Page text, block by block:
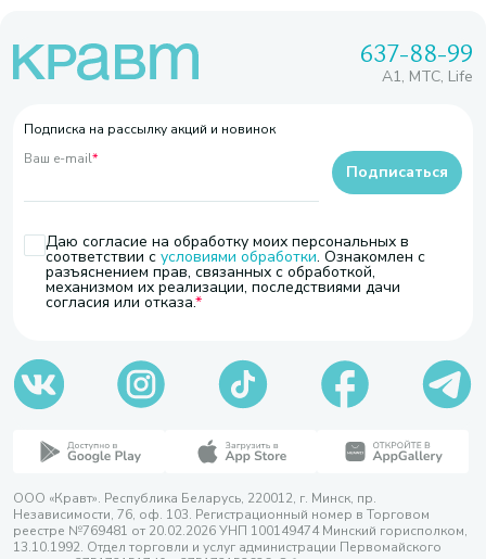
637-88-99
A1, МТС, Life
Подписка на рассылку акций и новинок
Ваш e-mail*
Даю согласие на обработку моих персональных в
соответствии с условиями обработки. Ознакомлен с
разъяснением прав, связанных с обработкой,
механизмом их реализации, последствиями дачи
согласия или отказа.
Подписаться
ООО «Кравт». Республика Беларусь, 220012, г. Минск, пр.
Независимости, 76, оф. 103. Регистрационный номер в Торговом
реестре №769481 от 20.02.2026 УНП 100149474 Минский горисполком,
13.10.1992. Отдел торговли и услуг администрации Первомайского